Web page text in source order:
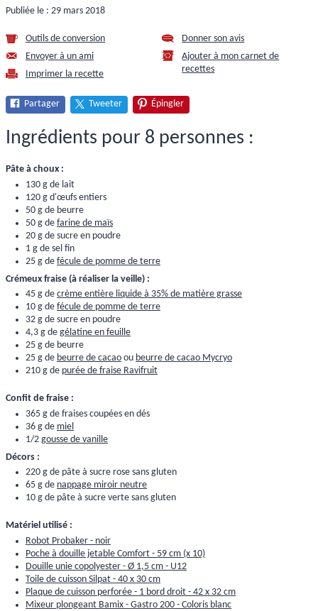
Publiée le : 29 mars 2018
Outils de conversion
Envoyer à un ami
Imprimer la recette
Donner son avis
Ajouter à mon carnet de
recettes
Partager Tweeter Épingler
Ingrédients pour 8 personnes :
Pâte à choux :
130 g de lait
120 g d'œufs entiers
50 g de beurre
50 g de farine de maïs
20 g de sucre en poudre
1 g de sel fin
25 g de fécule de pomme de terre
Crémeux fraise (à réaliser la veille) :
45 g de crème entière liquide à 35% de matière grasse
10 g de fécule de pomme de terre
32 g de sucre en poudre
4,3 g de gélatine en feuille
25 g de beurre
25 g de beurre de cacao ou beurre de cacao Mycryo
210 g de purée de fraise Ravifruit
Confit de fraise :
365 g de fraises coupées en dés
36 g de miel
1/2 gousse de vanille
Décors :
220 g de pâte à sucre rose sans gluten
65 g de nappage miroir neutre
10 g de pâte à sucre verte sans gluten
Matériel utilisé :
Robot Probaker - noir
Poche à douille jetable Comfort - 59 cm (x 10)
Douille unie copolyester - Ø 1,5 cm - U12
Toile de cuisson Silpat - 40 x 30 cm
Plaque de cuisson perforée - 1 bord droit - 42 x 32 cm
Mixeur plongeant Bamix - Gastro 200 - Coloris blanc